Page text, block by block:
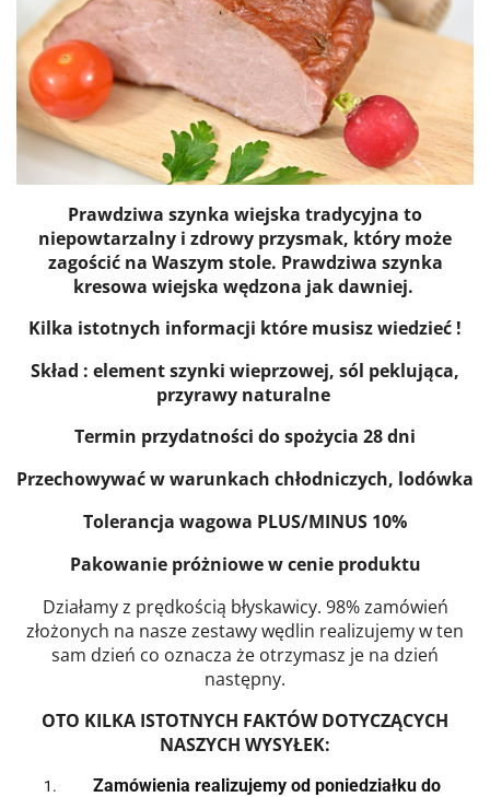
Prawdziwa szynka wiejska tradycyjna to
niepowtarzalny i zdrowy przysmak, który może
zagościć na Waszym stole. Prawdziwa szynka
kresowa wiejska wędzona jak dawniej.
Kilka istotnych informacji które musisz wiedzieć !
Skład : element szynki wieprzowej, sól peklująca,
przyrawy naturalne
Termin przydatności do spożycia 28 dni
Przechowywać w warunkach chłodniczych, lodówka
Tolerancja wagowa PLUS/MINUS 10%
Pakowanie próżniowe w cenie produktu
Działamy z prędkością błyskawicy. 98% zamówień
złożonych na nasze zestawy wędlin realizujemy w ten
sam dzień co oznacza że otrzymasz je na dzień
następny.
OTO KILKA ISTOTNYCH FAKTÓW DOTYCZĄCYCH
NASZYCH WYSYŁEK:
Zamówienia realizujemy od poniedziałku do